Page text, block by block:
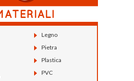
Legno
Pietra
Plastica
PVC